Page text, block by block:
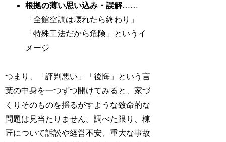
根拠の薄い思い込み・誤解……
「全館空調は壊れたら終わり」
「特殊工法だから危険」というイ
メージ
つまり、「評判悪い」「後悔」という言
葉の中身を一つずつ開けてみると、家づ
くりそのものを揺るがすような致命的な
問題は見当たりません。調べた限り、棟
匠について訴訟や経営不安、重大な事故